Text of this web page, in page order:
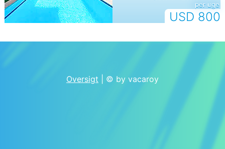
USD 800
per uge
Oversigt | © by vacaroy